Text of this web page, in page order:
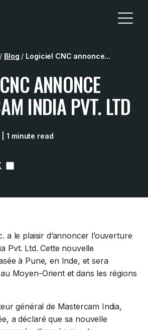
/ Blog / Logiciel CNC annonce...
ANNONCE
INDIA PVT. LTD
| 1 minute read
a le plaisir d’annoncer l’ouverture
Pvt. Ltd. Cette nouvelle
à Pune, en Inde, et sera
Moyen-Orient et dans les régions
général de Mastercam India,
a déclaré que sa nouvelle